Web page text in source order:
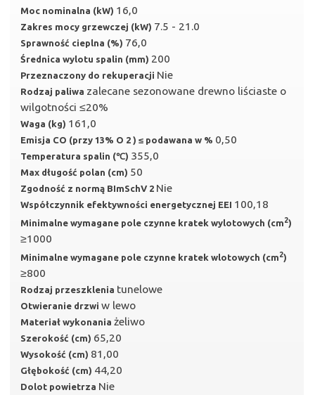
Moc nominalna (kW) 16,0
Zakres mocy grzewczej (kW) 7.5 - 21.0
Sprawność cieplna (%) 76,0
Średnica wylotu spalin (mm) 200
Przeznaczony do rekuperacji Nie
Rodzaj paliwa zalecane sezonowane drewno liściaste o
wilgotności ≤20%
Waga (kg) 161,0
Emisja CO (przy 13% O 2 ) ≤ podawana w % 0,50
Temperatura spalin (℃) 355,0
Max długość polan (cm) 50
Zgodność z normą BImSchV 2 Nie
Współczynnik efektywności energetycznej EEI 100,18
Minimalne wymagane pole czynne kratek wylotowych (cm2)
≥1000
Minimalne wymagane pole czynne kratek wlotowych (cm2)
≥800
Rodzaj przeszklenia tunelowe
Otwieranie drzwi w lewo
Materiał wykonania żeliwo
Szerokość (cm) 65,20
Wysokość (cm) 81,00
Głębokość (cm) 44,20
Dolot powietrza Nie